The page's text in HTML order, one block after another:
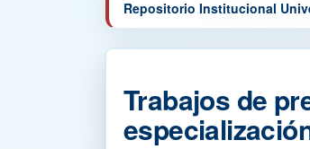
Repositorio Institucional
Trabajos de